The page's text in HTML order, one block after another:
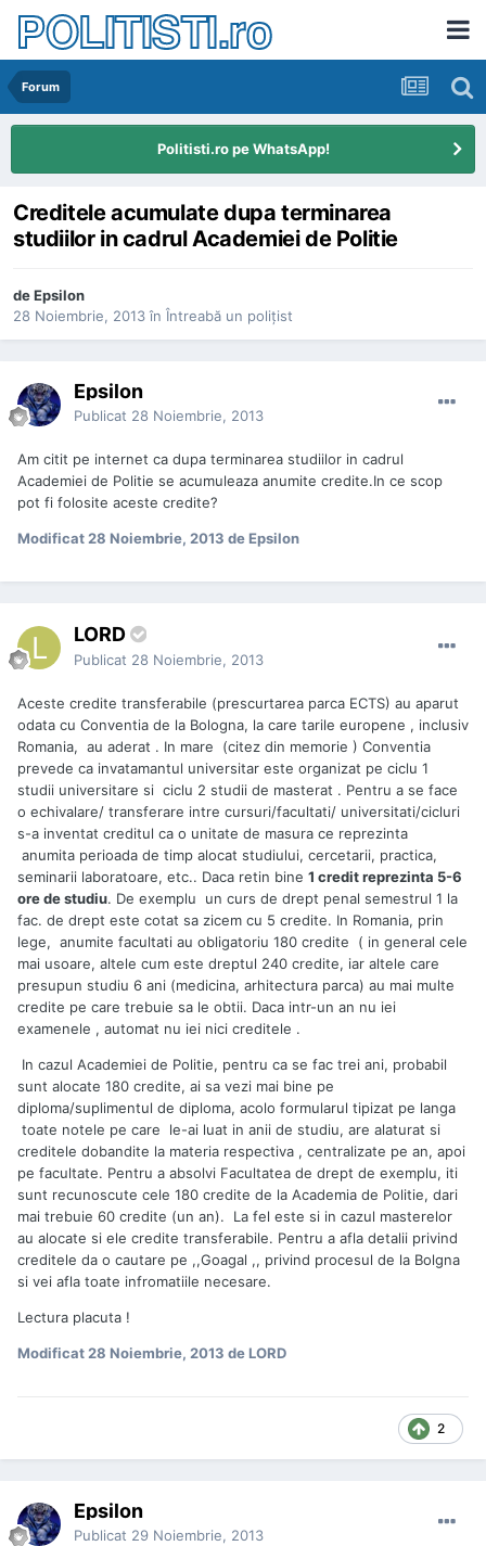
POLITISTI.ro
Forum
Politisti.ro pe WhatsApp!
Creditele acumulate dupa terminarea
studiilor in cadrul Academiei de Politie
deEpsilon
28 Noiembrie, 2013 în Întreabă un poliţist
Epsilon
Publicat 28 Noiembrie, 2013
Am citit pe internet ca dupa terminarea studiilor in cadrul
Academiei de Politie se acumuleaza anumite credite.In ce scop
pot fi folosite aceste credite?
Modificat28 Noiembrie, 2013 de Epsilon
LORD
Publicat 28 Noiembrie, 2013
Aceste credite transferabile (prescurtarea parca ECTS) au aparut
odata cu Conventia de la Bologna, la care tarile europene , inclusiv
Romania, au aderat . In mare (citez din memorie ) Conventia
prevede ca invatamantul universitar este organizat pe ciclu 1
studii universitare si ciclu 2 studii de masterat . Pentru a se face
o echivalare/ transferare intre cursuri/facultati/ universitati/cicluri
s-a inventat creditul ca o unitate de masura ce reprezinta
anumita perioada de timp alocat studiului, cercetarii, practica,
seminarii laboratoare, etc.. Daca retin bine 1 credit reprezinta 5-6
ore de studiu. De exemplu un curs de drept penal semestrul 1 la
fac. de drept este cotat sa zicem cu 5 credite. In Romania, prin
lege, anumite facultati au obligatoriu 180 credite ( in general cele
mai usoare, altele cum este dreptul 240 credite, iar altele care
presupun studiu 6 ani (medicina, arhitectura parca) au mai multe
credite pe care trebuie sa le obtii. Daca intr-un an nu iei
examenele , automat nu iei nici creditele .
In cazul Academiei de Politie, pentru ca se fac trei ani, probabil
sunt alocate 180 credite, ai sa vezi mai bine pe
diploma/suplimentul de diploma, acolo formularul tipizat pe langa
toate notele pe care le-ai luat in anii de studiu, are alaturat si
creditele dobandite la materia respectiva , centralizate pe an, apoi
pe facultate. Pentru a absolvi Facultatea de drept de exemplu, iti
sunt recunoscute cele 180 credite de la Academia de Politie, dari
mai trebuie 60 credite (un an). La fel este si in cazul masterelor
au alocate si ele credite transferabile. Pentru a afla detalii privind
creditele da o cautare pe ,,Goagal ,, privind procesul de la Bolgna
si vei afla toate infromatiile necesare.
Lectura placuta !
Modificat28 Noiembrie, 2013 de LORD
2
Epsilon
Publicat 29 Noiembrie, 2013